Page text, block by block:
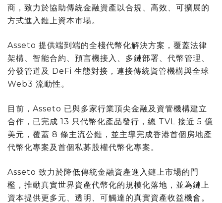
商，致力於協助傳統金融資產以合規、高效、可擴展的
方式進入鏈上資本市場。
Asseto 提供端到端的全棧代幣化解決方案，覆蓋法律
架構、智能合約、預言機接入、多鏈部署、代幣管理、
分發管道及 DeFi 生態對接，連接傳統資管機構與全球
Web3 流動性。
目前，Asseto 已與多家行業頂尖金融及資管機構建立
合作，已完成 13 只代幣化產品發行，總 TVL 接近 5 億
美元，覆蓋 8 條主流公鏈，並主導完成香港首個房地產
代幣化專案及首個私募股權代幣化專案。
Asseto 致力於降低傳統金融資產進入鏈上市場的門
檻，推動真實世界資產代幣化的規模化落地，並為鏈上
資本提供更多元、透明、可觸達的真實資產收益機會。